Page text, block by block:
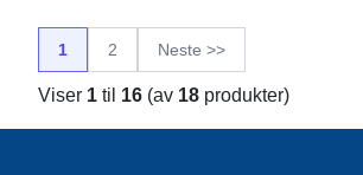
1 2 Neste >>
Viser 1 til 16 (av 18 produkter)